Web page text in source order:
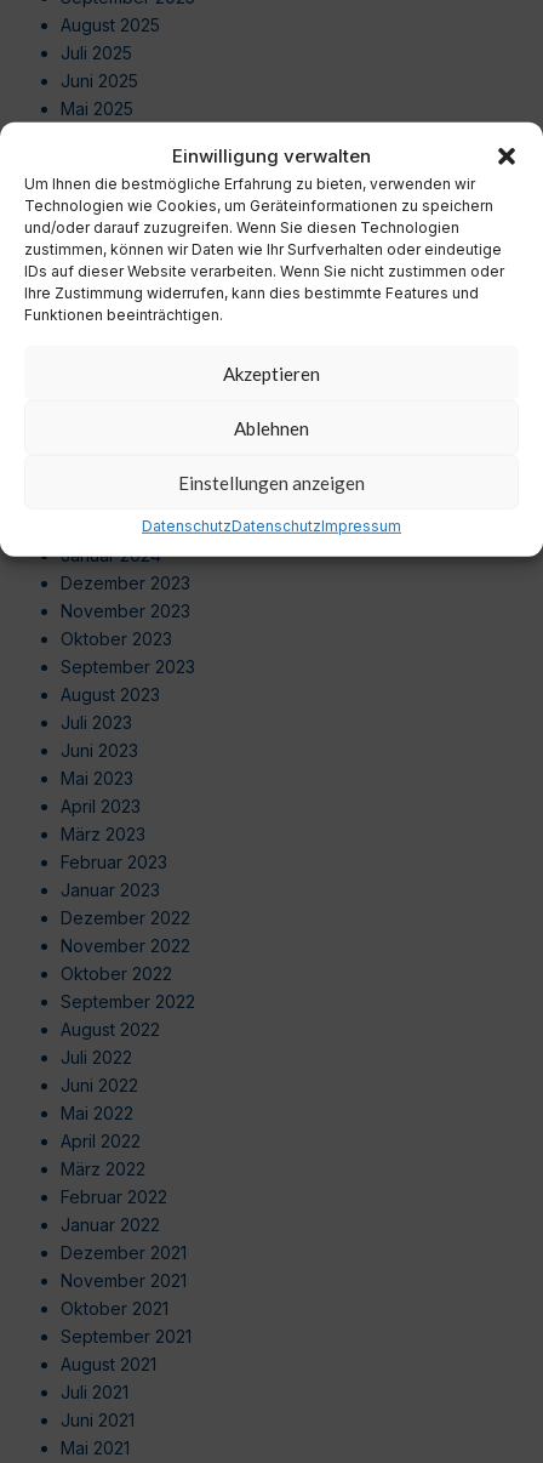
Einwilligung verwalten
Um Ihnen die bestmögliche Erfahrung zu bieten, verwenden wir
Technologien wie Cookies, um Geräteinformationen zu speichern
und/oder darauf zuzugreifen. Wenn Sie diesen Technologien
zustimmen, können wir Daten wie Ihr Surfverhalten oder eindeutige
IDs auf dieser Website verarbeiten. Wenn Sie nicht zustimmen oder
Ihre Zustimmung widerrufen, kann dies bestimmte Features und
Funktionen beeinträchtigen.
Akzeptieren
Ablehnen
Einstellungen anzeigen
DatenschutzDatenschutzImpressum
August 2025
Juli 2025
Juni 2025
Mai 2025
Februar 2025
Januar 2025
Dezember 2024
November 2024
Oktober 2024
Februar 2024
Januar 2024
Dezember 2023
November 2023
Oktober 2023
September 2023
August 2023
Juli 2023
Juni 2023
Mai 2023
April 2023
März 2023
Februar 2023
Januar 2023
Dezember 2022
November 2022
Oktober 2022
September 2022
August 2022
Juli 2022
Juni 2022
Mai 2022
April 2022
März 2022
Februar 2022
Januar 2022
Dezember 2021
November 2021
Oktober 2021
September 2021
August 2021
Juli 2021
Juni 2021
Mai 2021